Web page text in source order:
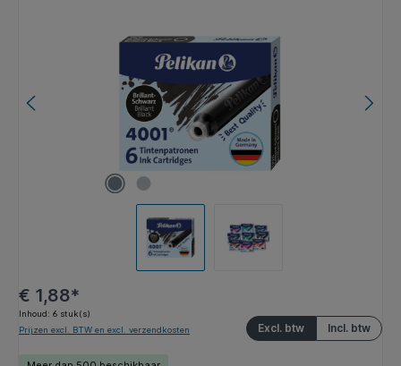
€ 1,88*
Inhoud: 6 stuk(s)
Incl. btw
Excl. btw
Prijzen excl. BTW en excl. verzendkosten